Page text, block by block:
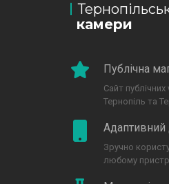
камери
Публічна
Сайт
Тернопіль та
Адаптивний
Зручно
любому